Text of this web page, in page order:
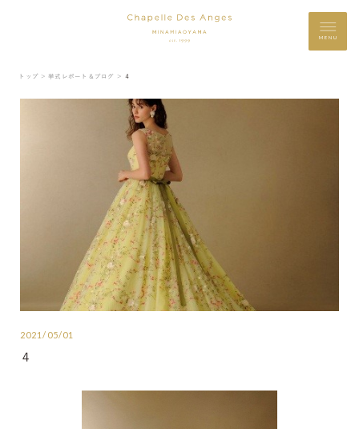
MENU
トップ ＞ 挙式レポート＆ブログ ＞ ４
2021/05/01
４